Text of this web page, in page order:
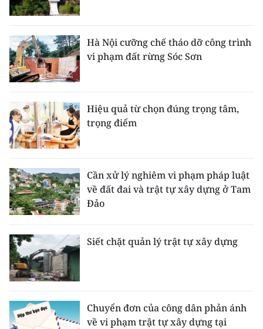
TIN MỚI
TIN ĐỊA PHƯƠNG
Trung du và miền núi phía Bắc
Bắc Trung Bộ
Duyên hải Nam Trung Bộ và Tây
Đông Nam Bộ
Đồng bằng sông Cửu Long
Chuyên trang Hà Nội
Chuyên trang TP. Hồ Chí Minh
CÁC CHUYÊN TRANG
Hà Nội cưỡng chế tháo dỡ công trình
vi phạm đất rừng Sóc Sơn
Hiệu quả từ chọn đúng trọng tâm,
trọng điểm
Cần xử lý nghiêm vi phạm pháp luật
về đất đai và trật tự xây dựng ở Tam
Đảo
Siết chặt quản lý trật tự xây dựng
Chuyển đơn của công dân phản ánh
về vi phạm trật tự xây dựng tại